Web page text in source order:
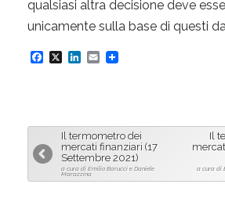
qualsiasi altra decisione deve
unicamente sulla base di questi
F
e
b
o
X
L
k
e
d
E
i
l
Il termometro dei
mercati finanziari (17
Settembre 2021)
a cura di Emilio Barucci e Daniele
Marazzina
Il
a cura di